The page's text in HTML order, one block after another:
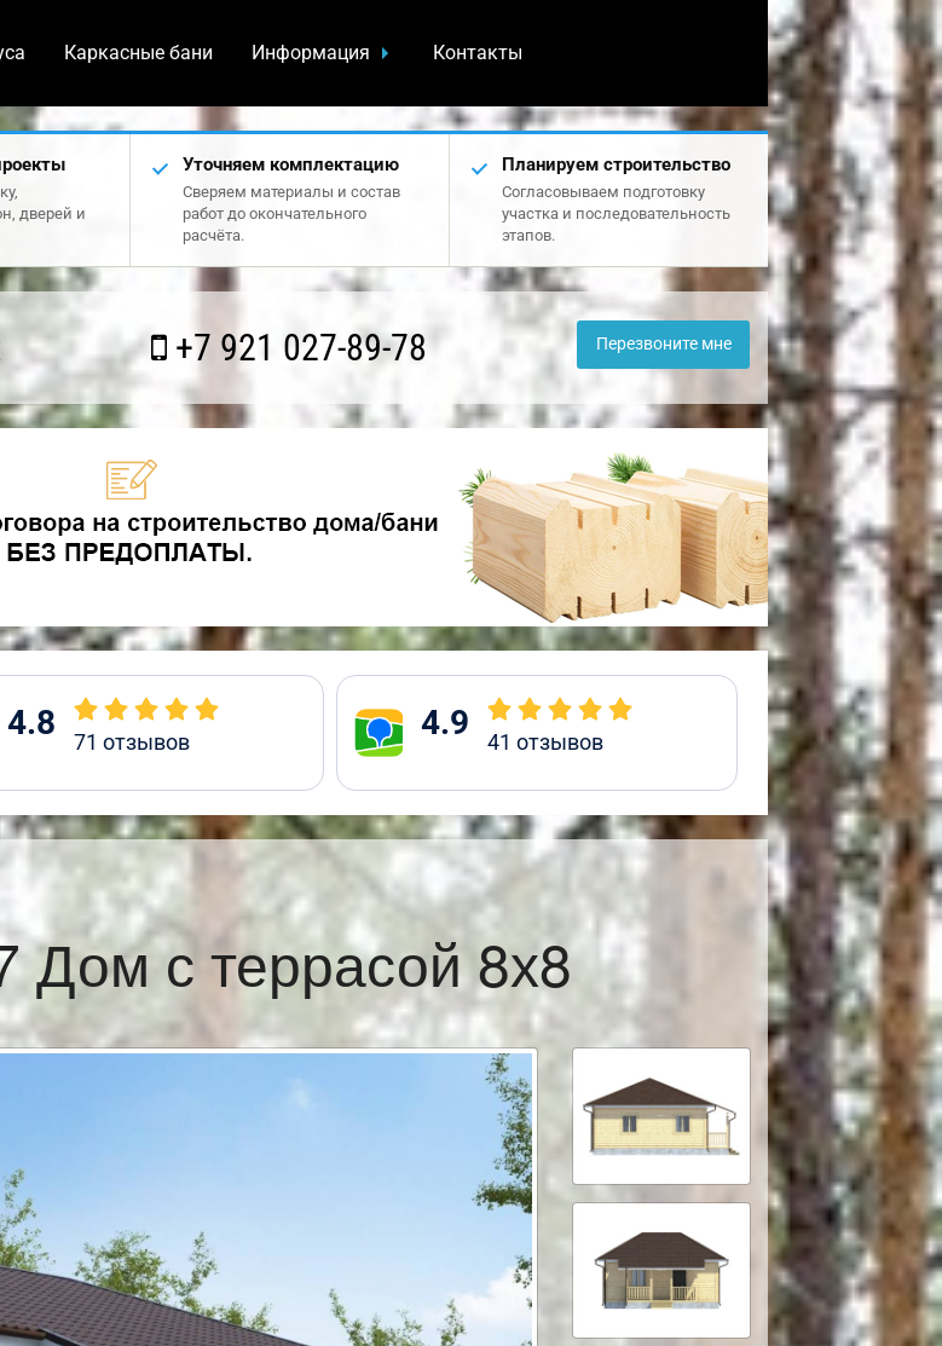
Каркасные бани Информация Контакты
дверей и
Уточняем комплектацию
Сверяем материалы и состав
работ до окончательного
расчёта.
Планируем строительство
Согласовываем подготовку
участка и последовательность
этапов.
+7 921 027-89-78 Перезвоните мне
4.8 71 отзывов 4.9 41 отзывов
с террасой 8х8